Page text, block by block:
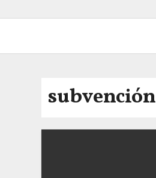
subvención